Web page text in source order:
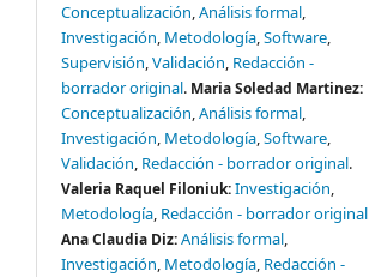
Conceptualización Análisis formal
Investigación Metodología Software
Supervisión Validación Redacción -
borrador original Maria Soledad Martinez:
Conceptualización Análisis formal
Investigación Metodología Software
Validación Redacción - borrador original
Valeria Raquel Filoniuk:Investigación
Metodología Redacción - borrador original
Ana Claudia Diz:Análisis formal
Investigación Metodología Redacción -